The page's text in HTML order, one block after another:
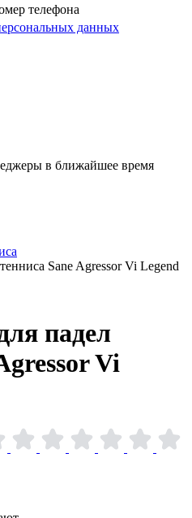
телефона
данных
в ближайшее время
Sane Agressor Vi Legend
падел
Vi